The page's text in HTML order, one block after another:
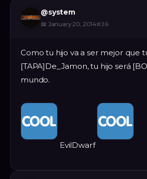
@system
📅 January 20, 2014#26
Como tu hijo va a ser mejor que
[TAPA]De_Jamon, tu hijo será
mundo.
EvilDwarf